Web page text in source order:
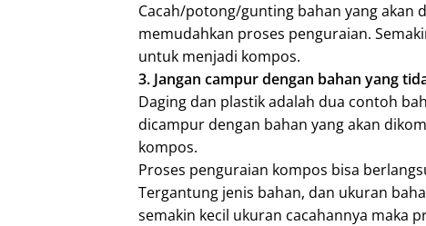
Cacah/potong/gunting bahan yang akan
memudahkan proses penguraian.
untuk menjadi kompos.
3. Jangan campur dengan bahan yang
Daging dan plastik adalah dua contoh
dicampur dengan bahan yang akan
kompos.
Proses penguraian kompos bisa
Tergantung jenis bahan, dan ukuran
semakin kecil ukuran cacahannya maka